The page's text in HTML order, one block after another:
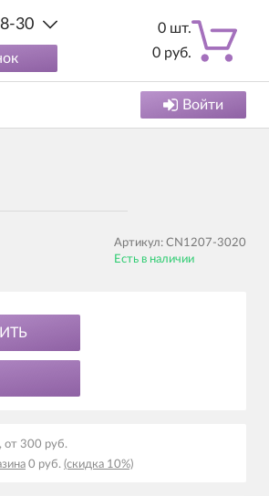
30 0 шт.
0 руб.
Войти
Артикул: CN1207-3020
Есть в наличии
от 300 руб.
0 руб. (скидка 10%)